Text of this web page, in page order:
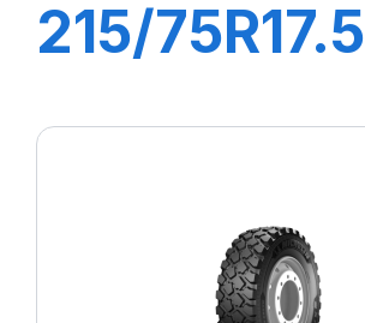
215/75R17.5